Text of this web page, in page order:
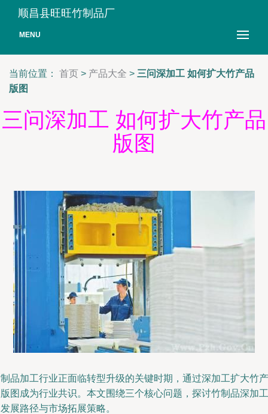
顺昌县旺旺竹制品厂
MENU
当前位置： 首页 > 产品大全 > 三问深加工 如何扩大竹产品
版图
三问深加工 如何扩大竹产品
版图
品加工行业正面临转型升级的关键时期，通过深加工扩大竹产
图成为行业共识。本文围绕三个核心问题，探讨竹制品深加工
展路径与市场拓展策略。